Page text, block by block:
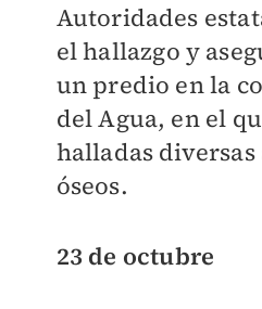
Autoridades
el hallazgo y
un predio en la
del Agua, en el
halladas
óseos.
23 de octubre